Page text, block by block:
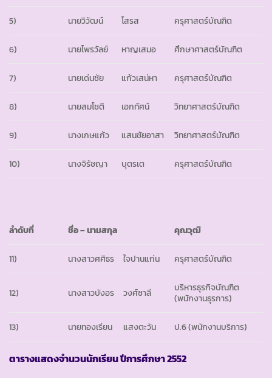
5) นายวิวัฒน์ โสรส ครุศาสตร์บัณฑิต
6) นายไพรวัลย์ หาญเสมอ ศึกษาศาสตร์บัณฑิต
7) นายเด่นชัย แก้วเสน่หา ครุศาสตร์บัณฑิต
8) นายสมโชติ เอกทัศน์ วิทยาศาสตร์บัณฑิต
9) นางเกษแก้ว แสนชัยอาสา วิทยาศาสตร์บัณฑิต
10) นางจิรัชญา บุตรเต ครุศาสตร์บัณฑิต
ลำดับที่ ชื่อ–นามสกุล คุณวุฒิ
11) นางสาวศศิธร ใจปานแก่น ครุศาสตร์บัณฑิต
12) นางสาวบังอร วงศ์ชาลี
บริหารธุรกิจบัณฑิต
(พนักงานธุรการ)
13) นายทองเรียน แสงตะวัน ป.6 (พนักงานบริการ)
ตารางแสดงจำนวนนักเรียน ปีการศึกษา2552